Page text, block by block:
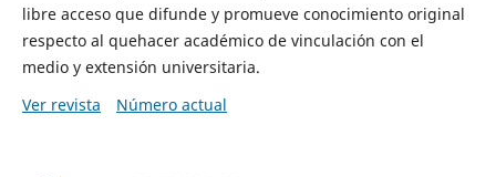
libre acceso que difunde y promueve conocimiento original
respecto al quehacer académico de vinculación con el
medio y extensión universitaria.
Ver revista
Número actual